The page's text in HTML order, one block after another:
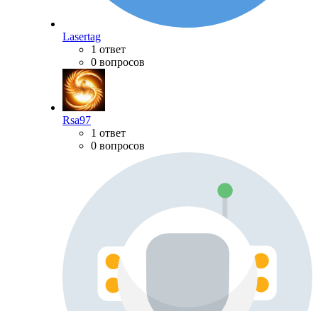
Lasertag
1 ответ
0 вопросов
Rsa97
1 ответ
0 вопросов